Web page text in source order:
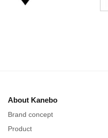
About Kanebo
Brand concept
Product